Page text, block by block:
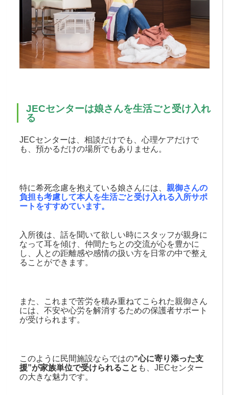
JECセンターは娘さんを生活ごと受け入れ
る
JECセンターは、相談だけでも、心理ケアだけで
も、預かるだけの場所でもありません。
特に希死念慮を抱えている娘さんには、親御さんの
負担も考慮して本人を生活ごと受け入れる入所サポ
ートをすすめています。
入所後は、話を聞いて欲しい時にスタッフが親身に
なって耳を傾け、仲間たちとの交流が心を豊かに
し、人との距離感や感情の扱い方を日常の中で整え
ることができます。
また、これまで苦労を積み重ねてこられた親御さん
には、不安や心労を解消するための保護者サポート
が受けられます。
このように民間施設ならではの“心に寄り添った支
援”が家族単位で受けられること も、JECセンター
の大きな魅力です。